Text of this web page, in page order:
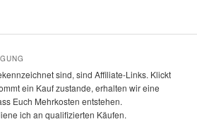
sind, sind Affiliate-Links. Klickt
ein Kauf zustande, erhalten wir eine
Euch Mehrkosten entstehen.
ich an qualifizierten Käufen.